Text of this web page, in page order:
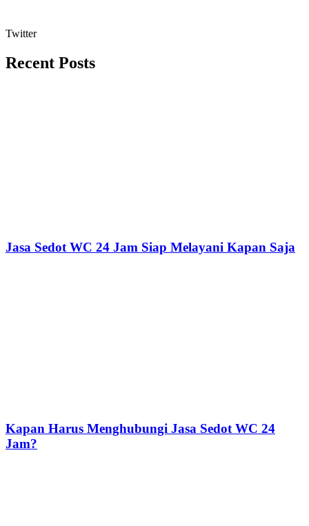
Twitter
Recent Posts
Jasa Sedot WC 24 Jam Siap Melayani Kapan Saja
Kapan Harus Menghubungi Jasa Sedot WC 24
Jam?